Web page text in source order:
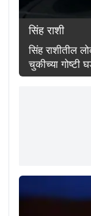
सिंह राशी
सिंह राशीतील
चुकीच्या गोष्टी